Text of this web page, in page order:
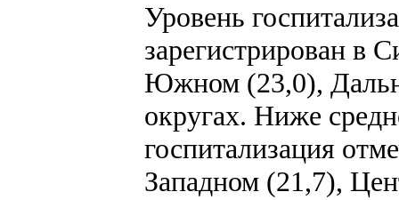
Уровень
зарегистрирован в
Южном (23,0),
округах. Ниже
госпитализация
Западном (21,7),